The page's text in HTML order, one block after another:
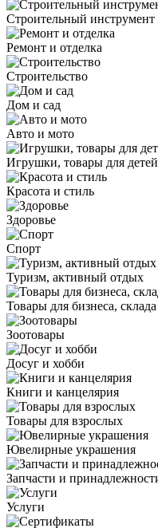
Строительный инструмент
Ремонт и отделка
Строительство
Дом и сад
Авто и мото
Игрушки, товары для детей
Красота и стиль
Здоровье
Спорт
Туризм, активный отдых
Товары для бизнеса,
Зоотовары
Досуг и хобби
Книги и канцелярия
Товары для взрослых
Ювелирные украшения
Запчасти и
Услуги